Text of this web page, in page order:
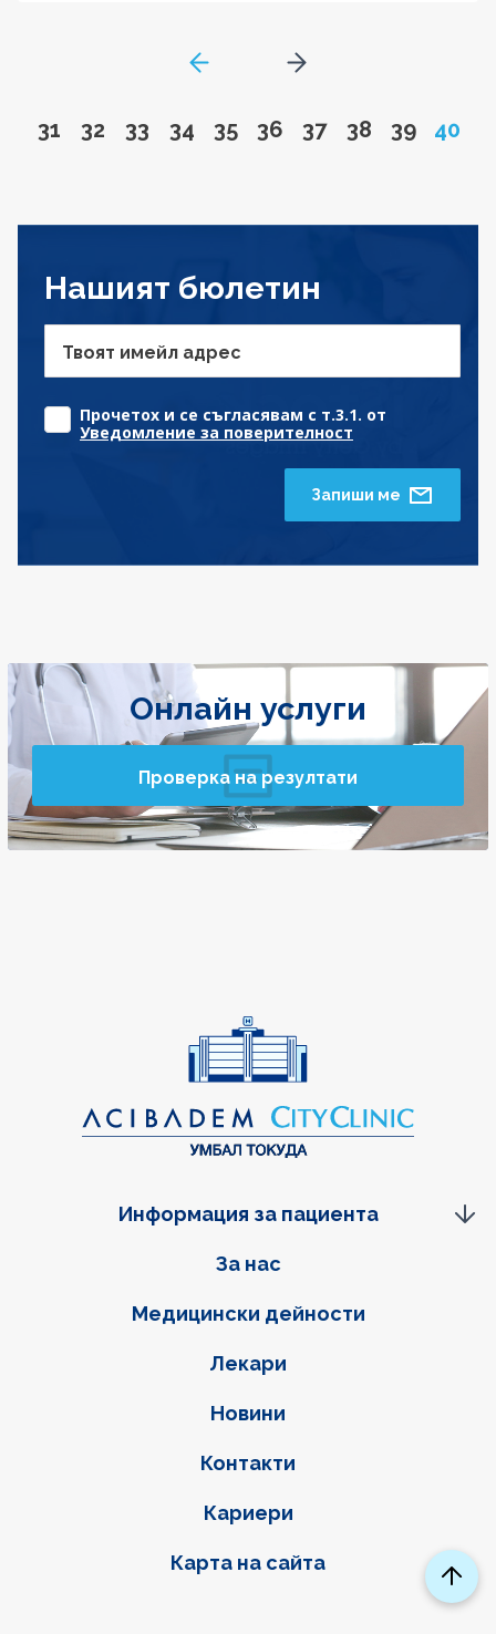
GoToPreviousPage
Go to page
31 Go to page
32 Go to page
33 Go to page
34 Go to page
35 Go to page
36 Go to page
37 Go to page
38 Go to
39 Page
40
Go to next page
Нашият бюлетин
Твоят имейл адрес
Прочетох и се съгласявам с т.3.1. от
Уведомление за поверителност
Запиши ме
Онлайн услуги
Проверка на резултати
Фуутер навигация
За нас
Медицински дейности
Лекари
Новини
Контакти
Кариери
Карта на сайта
Информация за пациента